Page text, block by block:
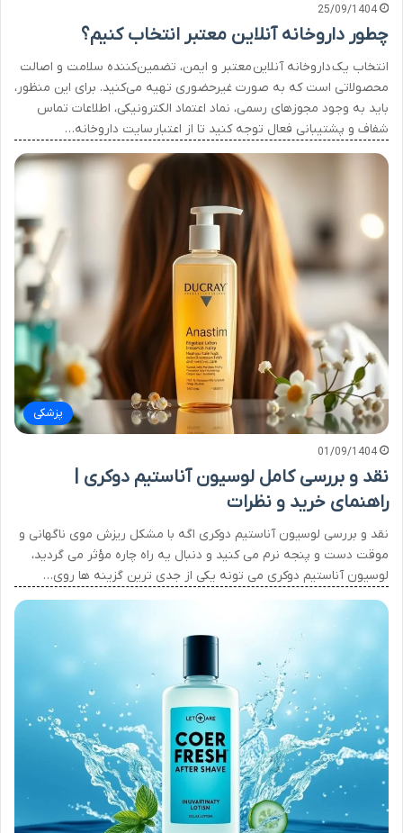
25/09/1404
چطور داروخانه آنلاین معتبر انتخاب کنیم؟
انتخاب یک داروخانه آنلاین معتبر و ایمن، تضمین‌کننده سلامت و اصالت
محصولاتی است که به صورت غیرحضوری تهیه می‌کنید. برای این منظور،
باید به وجود مجوزهای رسمی، نماد اعتماد الکترونیکی، اطلاعات تماس
شفاف و پشتیبانی فعال توجه کنید تا از اعتبار سایت داروخانه…
پزشکی
01/09/1404
نقد و بررسی کامل لوسیون آناستیم دوکری |
راهنمای خرید و نظرات
نقد و بررسی لوسیون آناستیم دوکری اگه با مشکل ریزش موی ناگهانی و
موقت دست و پنجه نرم می کنید و دنبال یه راه چاره مؤثر می گردید،
لوسیون آناستیم دوکری می تونه یکی از جدی ترین گزینه ها روی…